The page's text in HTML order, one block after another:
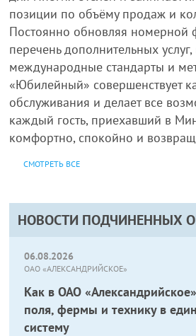
НОВОСТИ ПОДЧИНЕННЫХ
06.08.2026
ОАО «АЛЕКСАНДРИЙСКОЕ»
Как в ОАО
поля, фермы и технику в
систему
позиции по объёму продаж и
Постоянно обновляя номерной
перечень дополнительных
международные стандарты и
«Юбилейный» совершенствует
обслуживания и делает все
каждый гость, приехавший в
комфортно, спокойно и
СМОТРЕТЬ ВСЕ